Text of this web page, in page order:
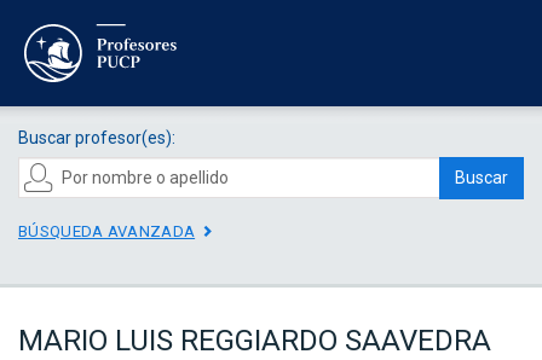
Buscar profesor(es):
Buscar
BÚSQUEDA AVANZADA
MARIO LUIS REGGIARDO SAAVEDRA